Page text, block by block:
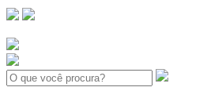
Search: